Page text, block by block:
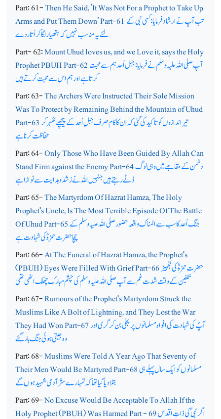
Part: 61-Then He Said, ‘It Was Not For a Prophet to Take Up
Arms and Put Them Down’ Part-61 تب آپ نے ارشاد فرمایا: کسی نبی کے
لئے یہ مناسب نہیں کہ ہتھیار لگا کر اُتاردے
Part- 62:Mount Uhud loves us, and we Love it, says the Holy
Prophet PBUH Part-62آپ صلی اللہ علیہ وسلم نے فرمایا: جبل اُحد ہم سے محبت
کرتاہے اور ہم اس سے محبت کرتے ہیں
Part: 63-The Archers Were Instructed Their Sole Mission
Was To Protect by Remaining Behind the Mountain of Uhud
Part-63تیر اندازوں کو تاکید کی گئی کہ ان کا کام صرف جبلِ اُحد کے پیچھے ٹھہر کر
حفاظت کرنا ہے
Part: 64-Only Those Who Have Been Guided By Allah Can
Stand Firm against the Enemy Part-64دشمن کے مقابلے میں وہی لوگ
ڈٹے رہتے ہیں جنہیں اللہ نے رُشد و ہدایت سے نوازاہے
Part: 65-The Martyrdom Of Hazrat Hamza, The Holy
Prophet's Uncle, Is The Most Terrible Episode Of The Battle
Of Uhud Part-65جنگ اُحد کا سب سے المناک واقعہ حضور صلی اللہ علیہ وسلم کے
چچا حضرت حمزہؓ کی شہادت ہے
Part: 66-At The Funeral of Hazrat Hamza, the Prophet's
(PBUH) Eyes Were Filled With Grief Part-66حضرت حمزہؓ کی تجہیز
تکفین کے وقت شدت غم سے آپ صلی اللہ علیہ وسلم کی چشم مبارک چھلک اٹھی تھی
Part: 67-Rumours of the Prophet's Martyrdom Struck the
Muslims Like A Bolt of Lightning, and They Lost the War
They Had Won Part-67آپؐ کی شہادت کی افواہ مسلمانوں پر بجلی بن کر گری اور
وہ جیتی ہوئی جنگ ہار گئے
Part: 68-Muslims Were Told A Year Ago That Seventy of
Their Men Would Be Martyred Part-68مسلمانوں کو ایک سال پہلے ہی
بتلا دیا گیا تھا کہ تمہارے ستّر آدمی شہید ہوں گے
Part: 69-No Excuse Would Be Acceptable To Allah If the
Holy Prophet (PBUH) Was Harmed Part - 69اگر نبیؐ کی ذاتِ اقدس